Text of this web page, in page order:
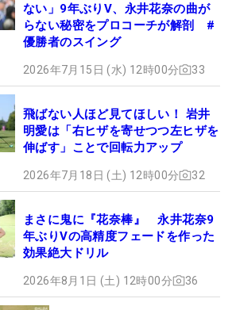
ない」9年ぶりV、永井花奈の曲が
らない秘密をプロコーチが解剖 #
優勝者のスイング
2026年7月15日 (水) 12時00分 33
飛ばない人ほど見てほしい！ 岩井
明愛は「右ヒザを寄せつつ左ヒザを
伸ばす」ことで回転力アップ
2026年7月18日 (土) 12時00分 32
まさに鬼に『花奈棒』 永井花奈9
年ぶりVの高精度フェードを作った
効果絶大ドリル
2026年8月1日 (土) 12時00分 36